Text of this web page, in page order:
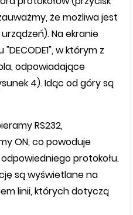
że możliwa jest
Na ekranie
w którym z
odpowiadające
4). Idąc od góry są
RS232,
ON, co powoduje
protokołu.
są wyświetlane na
linii, których dotyczą